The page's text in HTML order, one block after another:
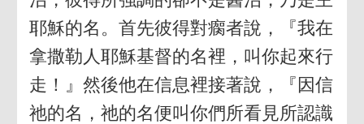
耶穌的名。首先彼得對瘸者說，『我在
拿撒勒人耶穌基督的名裡，叫你起來行
走！』然後他在信息裡接著說，『因信
祂的名，祂的名便叫你們所看見所認識